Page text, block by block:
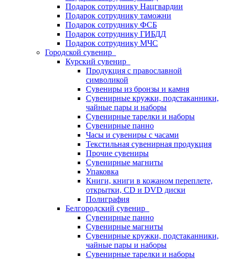
Подарок сотруднику Нацгвардии
Подарок сотруднику таможни
Подарок сотруднику ФСБ
Подарок сотруднику ГИБДД
Подарок сотруднику МЧС
Городской сувенир
Курский сувенир
Продукция с православной
символикой
Сувениры из бронзы и камня
Сувенирные кружки, подстаканники,
чайные пары и наборы
Сувенирные тарелки и наборы
Сувенирные панно
Часы и сувениры с часами
Текстильная сувенирная продукция
Прочие сувениры
Сувенирные магниты
Упаковка
Книги, книги в кожаном переплете,
открытки, CD и DVD диски
Полиграфия
Белгородский сувенир
Сувенирные панно
Сувенирные магниты
Сувенирные кружки, подстаканники,
чайные пары и наборы
Сувенирные тарелки и наборы